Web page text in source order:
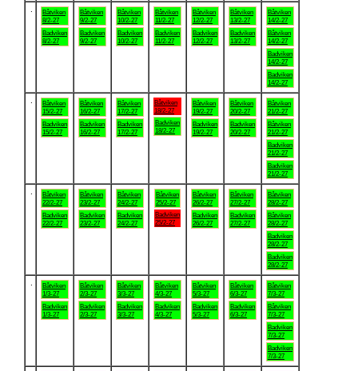
Båtviken
8/2-27
Badviken
8/2-27
Båtviken
9/2-27
Badviken
9/2-27
Båtviken
10/2-27
Badviken
10/2-27
Båtviken
11/2-27
Badviken
11/2-27
Båtviken
12/2-27
Badviken
12/2-27
Båtviken
13/2-27
Badviken
13/2-27
Båtviken
14/2-27
Båtviken
14/2-27
Badviken
14/2-27
Badviken
14/2-27
Båtviken
15/2-27
Badviken
15/2-27
Båtviken
16/2-27
Badviken
16/2-27
Båtviken
17/2-27
Badviken
17/2-27
Båtviken
18/2-27
Badviken
18/2-27
Båtviken
19/2-27
Badviken
19/2-27
Båtviken
20/2-27
Badviken
20/2-27
Båtviken
21/2-27
Båtviken
21/2-27
Badviken
21/2-27
Badviken
21/2-27
Båtviken
22/2-27
Badviken
22/2-27
Båtviken
23/2-27
Badviken
23/2-27
Båtviken
24/2-27
Badviken
24/2-27
Båtviken
25/2-27
Badviken
25/2-27
Båtviken
26/2-27
Badviken
26/2-27
Båtviken
27/2-27
Badviken
27/2-27
Båtviken
28/2-27
Båtviken
28/2-27
Badviken
28/2-27
Badviken
28/2-27
Båtviken
1/3-27
Badviken
1/3-27
Båtviken
2/3-27
Badviken
2/3-27
Båtviken
3/3-27
Badviken
3/3-27
Båtviken
4/3-27
Badviken
4/3-27
Båtviken
5/3-27
Badviken
5/3-27
Båtviken
6/3-27
Badviken
6/3-27
Båtviken
7/3-27
Båtviken
7/3-27
Badviken
7/3-27
Badviken
7/3-27